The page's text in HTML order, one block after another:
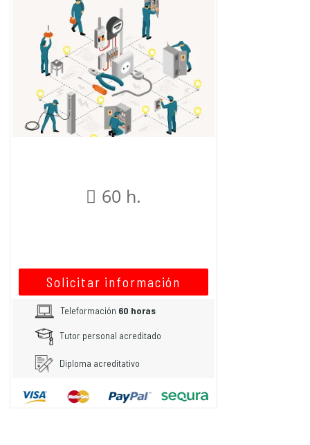
60 h.
Solicitar información
Teleformación 60 horas
Tutor personal acreditado
Diploma acreditativo